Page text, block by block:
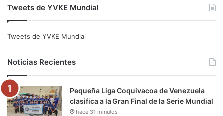
e
o
o
t
e
r
b
e
g
r
r
a
k
Tweets de YVKE Mundial
Tweets de YVKE Mundial
Noticias Recientes
Pequeña Liga Coquivacoa de Venezuela
clasifica a la Gran Final de la Serie Mundial
hace 31 minutos